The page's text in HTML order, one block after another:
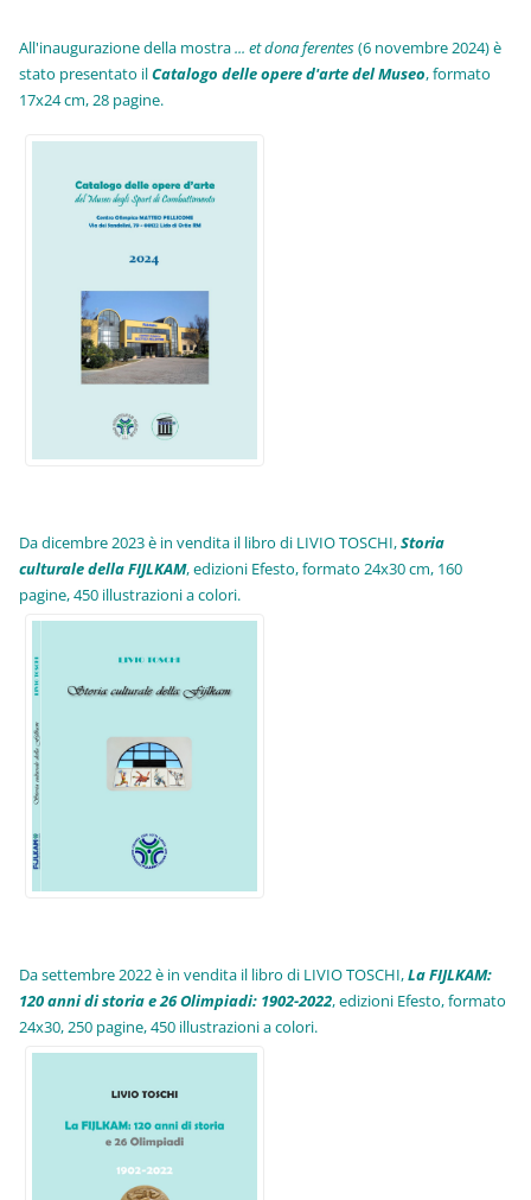
All'inaugurazione della mostra... et dona ferentes(6 novembre 2024) è
stato presentato ilCatalogo delle opere d'arte del Museo, formato
17x24 cm, 28 pagine.
Da dicembre 2023 è in vendita il libro di LIVIO TOSCHI,Storia
culturale della FIJLKAM, edizioni Efesto, formato 24x30 cm, 160
pagine, 450 illustrazioni a colori.
Da settembre 2022 è in vendita il libro di LIVIO TOSCHI,La FIJLKAM:
120 anni di storia e 26 Olimpiadi: 1902-2022, edizioni Efesto, formato
24x30, 250 pagine, 450 illustrazioni a colori.